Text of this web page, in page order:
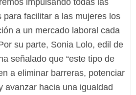
impulsando todas las
para facilitar a las mujeres los
a un mercado laboral cada
su parte, Sonia Lolo, edil de
señalado que “este tipo de
a eliminar barreras, potenciar
avanzar hacia una igualdad